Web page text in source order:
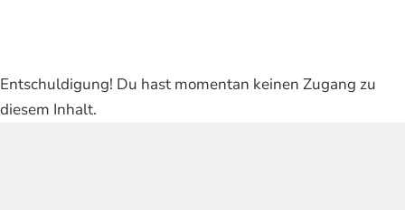
Entschuldigung! Du hast momentan keinen Zugang zu
diesem Inhalt.